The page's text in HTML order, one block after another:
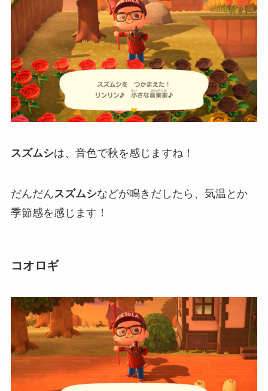
スズムシは、音色で秋を感じますね！
だんだんスズムシなどが鳴きだしたら、気温とか
季節感を感じます！
コオロギ